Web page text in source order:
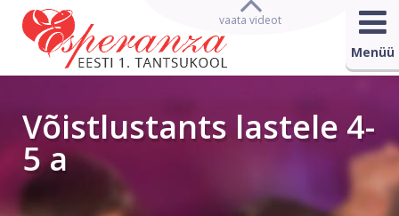
Menüü
vaata videot
Võistlustants lastele 4-
5 a